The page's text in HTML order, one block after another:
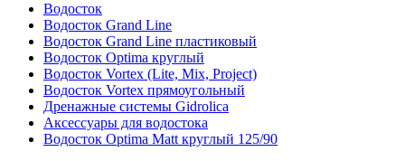
Водосток
Водосток Grand Line
Водосток Grand Line пластиковый
Водосток Optima круглый
Водосток Vortex (Lite, Mix, Project)
Водосток Vortex прямоугольный
Дренажные системы Gidrolica
Аксессуары для водостока
Водосток Optima Matt круглый 125/90